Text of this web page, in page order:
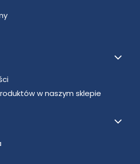
w naszym sklepie